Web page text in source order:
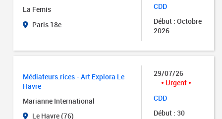
La Femis
Paris 18e
CDD
Début : Octobre
2026
Médiateurs.rices - Art Explora Le
Havre
Marianne International
Le Havre (76)
29/07/26
Urgent
CDD
Début : 30